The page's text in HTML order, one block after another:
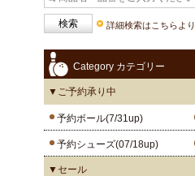
詳細検索はこちらより
Category カテゴリー
▼ご予約承り中
予約ボール(7/31up)
予約シューズ(07/18up)
▼セール